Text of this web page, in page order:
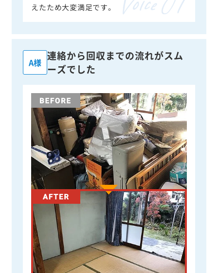
えたため大変満足です。
A様
連絡から回収までの流れがスム
ーズでした